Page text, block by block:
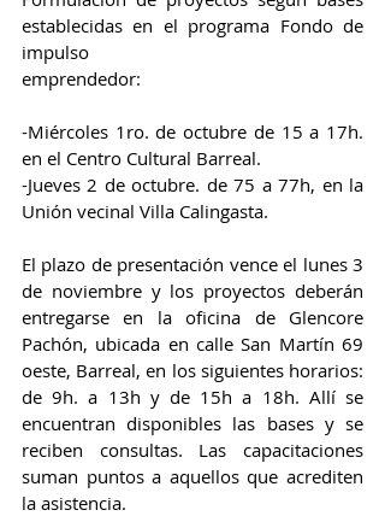
establecidas en el programa Fondo de
impulso
emprendedor:
-Miércoles 1ro. de octubre de 15 a 17h.
en el Centro Cultural Barreal.
-Jueves 2 de octubre. de 75 a 77h, en la
Unión vecinal Villa Calingasta.
El plazo de presentación vence el lunes 3
de noviembre y los proyectos deberán
entregarse en la oficina de Glencore
Pachón, ubicada en calle San Martín 69
oeste, Barreal, en los siguientes horarios:
de 9h. a 13h y de 15h a 18h. Allí se
encuentran disponibles las bases y se
reciben consultas. Las capacitaciones
suman puntos a aquellos que acrediten
la asistencia.